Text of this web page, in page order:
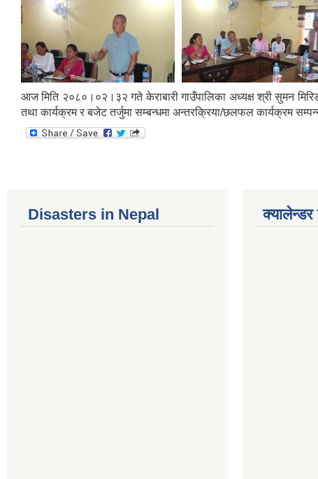
आज मिति २०८०।०२।३२ गते केराबारी गाउँपालिका अध्यक्ष श्री सुमन
तथा कार्यक्रम र बजेट तर्जुमा सम्बन्धमा अन्तरक्रिया/छलफल कार्यक्रम
Disasters in Nepal क्यालेन्डर